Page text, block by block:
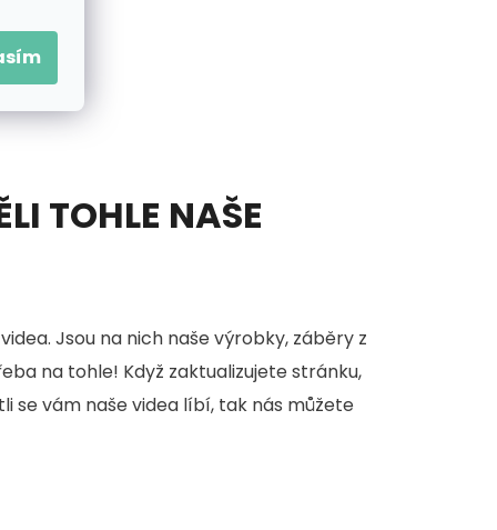
TOHLE NAŠE
Jsou na nich naše výrobky, záběry z
na tohle! Když zaktualizujete stránku,
se vám naše videa líbí, tak nás můžete